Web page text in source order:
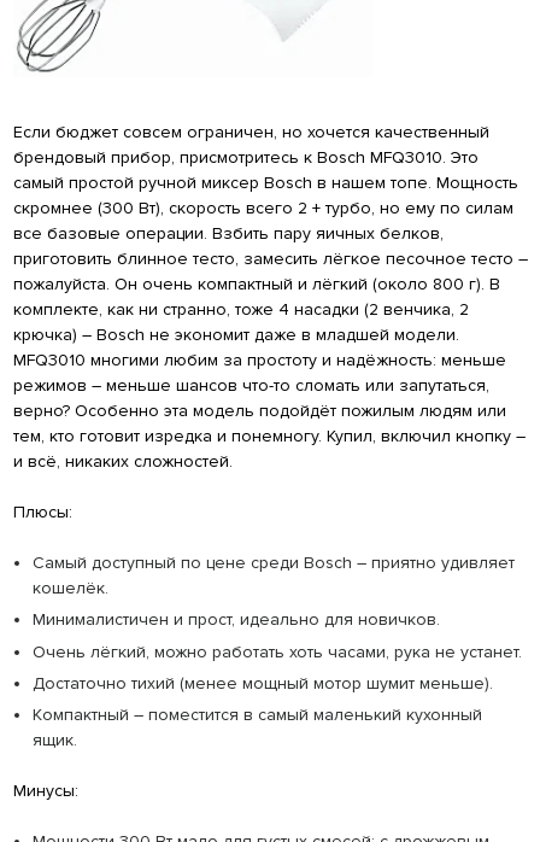
Если бюджет совсем ограничен, но хочется качественный
брендовый прибор, присмотритесь к Bosch MFQ3010. Это
самый простой ручной миксер Bosch в нашем топе. Мощность
скромнее (300 Вт), скорость всего 2 + турбо, но ему по силам
все базовые операции. Взбить пару яичных белков,
приготовить блинное тесто, замесить лёгкое песочное тесто –
пожалуйста. Он очень компактный и лёгкий (около 800 г). В
комплекте, как ни странно, тоже 4 насадки (2 венчика, 2
крючка) – Bosch не экономит даже в младшей модели.
MFQ3010 многими любим за простоту и надёжность: меньше
режимов – меньше шансов что-то сломать или запутаться,
верно? Особенно эта модель подойдёт пожилым людям или
тем, кто готовит изредка и понемногу. Купил, включил кнопку –
и всё, никаких сложностей.
Плюсы:
Самый доступный по цене среди Bosch – приятно удивляет
кошелёк.
Минималистичен и прост, идеально для новичков.
Очень лёгкий, можно работать хоть часами, рука не устанет.
Достаточно тихий (менее мощный мотор шумит меньше).
Компактный – поместится в самый маленький кухонный
ящик.
Минусы: